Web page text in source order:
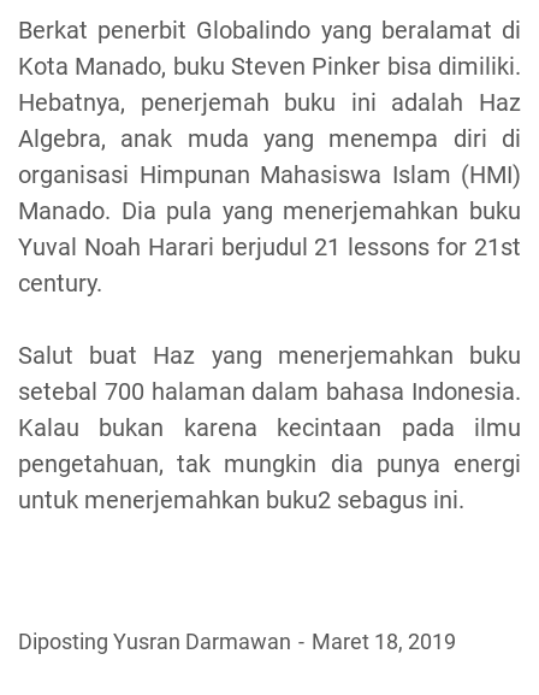
Berkat penerbit Globalindo yang beralamat di
Kota Manado, buku Steven Pinker bisa dimiliki.
Hebatnya, penerjemah buku ini adalah Haz
Algebra, anak muda yang menempa diri di
organisasi Himpunan Mahasiswa Islam (HMI)
Manado. Dia pula yang menerjemahkan buku
Yuval Noah Harari berjudul 21 lessons for 21st
century.
Salut buat Haz yang menerjemahkan buku
setebal 700 halaman dalam bahasa Indonesia.
Kalau bukan karena kecintaan pada ilmu
pengetahuan, tak mungkin dia punya energi
untuk menerjemahkan buku2 sebagus ini.
Diposting Yusran Darmawan Maret 18, 2019